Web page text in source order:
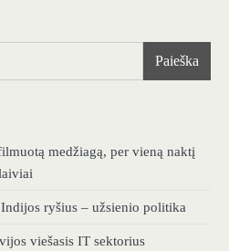
Paieška
medžiagą, per vieną naktį
ryšius – užsienio politika
viešasis IT sektorius